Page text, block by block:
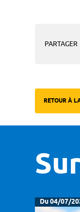
PARTAGER
RETOUR À
Du 04/07/